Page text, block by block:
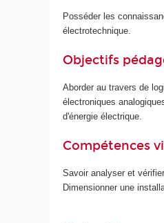
Posséder les
électrotechnique.
Objectifs
Aborder au travers de
électroniques
d'énergie électrique.
Compétences
Savoir analyser et
Dimensionner une